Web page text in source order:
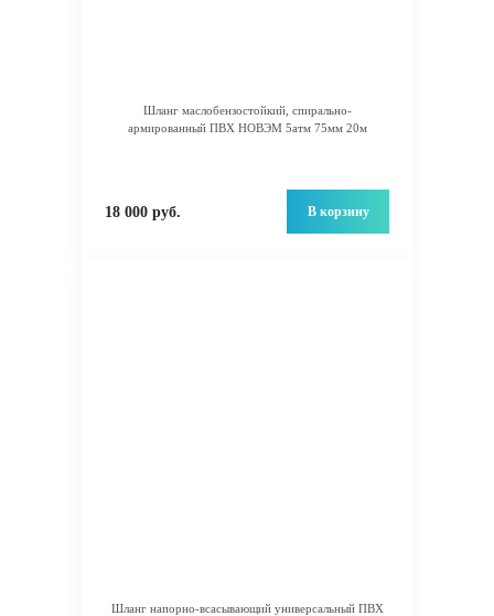
Шланг маслобензостойкий, спирально-
армированный ПВХ НОВЭМ 5атм 75мм 20м
18 000 руб. В корзину
Шланг напорно-всасывающий универсальный ПВХ